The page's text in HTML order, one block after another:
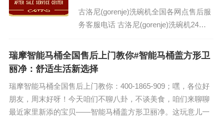
古洛尼(gorenje)洗碗机全国各网点售后服
务客服电话 古洛尼(gorenje)洗碗机24小
询）（2...
瑞摩智能马桶全国售后上门教你#智能马桶盖方形卫
丽净：舒适生活新选择
瑞摩智能马桶全国售后上门教你：400-1865-909；嘿，各位好
朋友，周末好呀！今天咱们不聊八卦，不谈美食，咱们来聊聊
最近家里新添的宝贝——智能马桶盖方形卫丽净。这玩意儿一